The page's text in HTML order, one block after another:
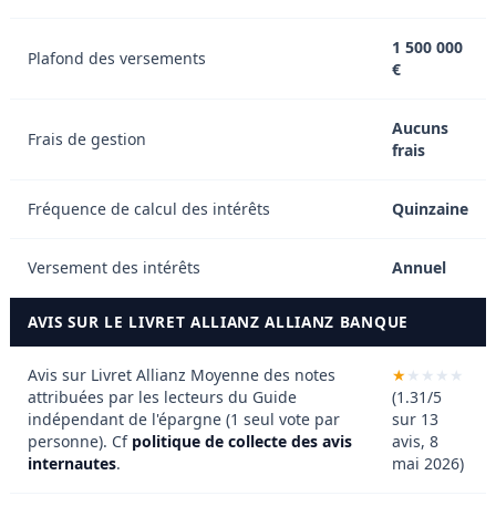
Plafond des versements
1 500 000
€
Frais de gestion
Aucuns
frais
Fréquence de calcul des intérêts Quinzaine
Versement des intérêts Annuel
AVIS SUR LE LIVRET ALLIANZ ALLIANZ BANQUE
Avis sur Livret Allianz Moyenne des notes
attribuées par les lecteurs du Guide
indépendant de l'épargne (1 seul vote par
personne). Cf politique de collecte des avis
internautes.
(1.31/5
sur 13
avis, 8
mai 2026)